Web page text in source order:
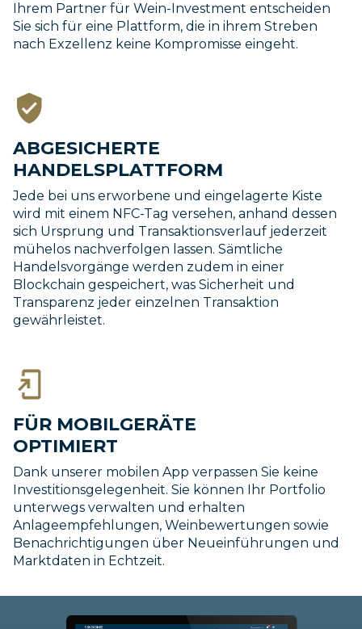
Ihrem Partner für Wein-Investment entscheiden
Sie sich für eine Plattform, die in ihrem Streben
nach Exzellenz keine Kompromisse eingeht.
ABGESICHERTE
HANDELSPLATTFORM
Jede bei uns erworbene und eingelagerte Kiste
wird mit einem NFC-Tag versehen, anhand dessen
sich Ursprung und Transaktionsverlauf jederzeit
mühelos nachverfolgen lassen. Sämtliche
Handelsvorgänge werden zudem in einer
Blockchain gespeichert, was Sicherheit und
Transparenz jeder einzelnen Transaktion
gewährleistet.
FÜR MOBILGERÄTE
OPTIMIERT
Dank unserer mobilen App verpassen Sie keine
Investitionsgelegenheit. Sie können Ihr Portfolio
unterwegs verwalten und erhalten
Anlageempfehlungen, Weinbewertungen sowie
Benachrichtigungen über Neueinführungen und
Marktdaten in Echtzeit.